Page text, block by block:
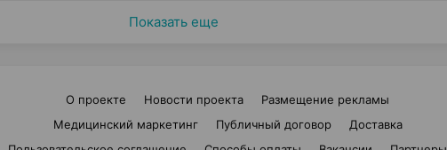
Показать еще
О проекте Новости проекта
Размещение рекламы
Медицинский маркетинг
Публичный договор
Доставка